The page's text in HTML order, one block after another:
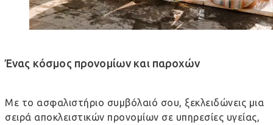
Ένας κόσμος προνομίων και παροχών
Με το ασφαλιστήριο συμβόλαιό σου, ξεκλειδώνεις μια
σειρά αποκλειστικών προνομίων σε υπηρεσίες υγείας,